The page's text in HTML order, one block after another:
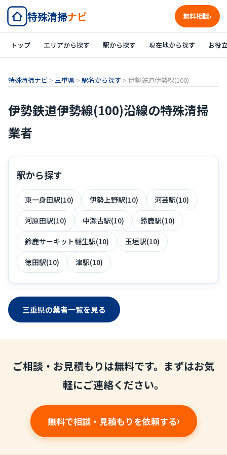
特殊清掃ナビ 無料相談
トップ エリアから探す 駅から探す 現在地から探す お役
特殊清掃ナビ > 三重県 > 駅名から探す > 伊勢鉄道伊勢線(100)
伊勢鉄道伊勢線(100)沿線の特殊清掃
業者
駅から探す
東一身田駅(10) 伊勢上野駅(10) 河芸駅(10)
河原田駅(10) 中瀬古駅(10) 鈴鹿駅(10)
鈴鹿サーキット稲生駅(10) 玉垣駅(10)
徳田駅(10) 津駅(10)
三重県の業者一覧を見る
ご相談・お見積もりは無料です。まずはお気
軽にご連絡ください。
無料で相談・見積もりを依頼する